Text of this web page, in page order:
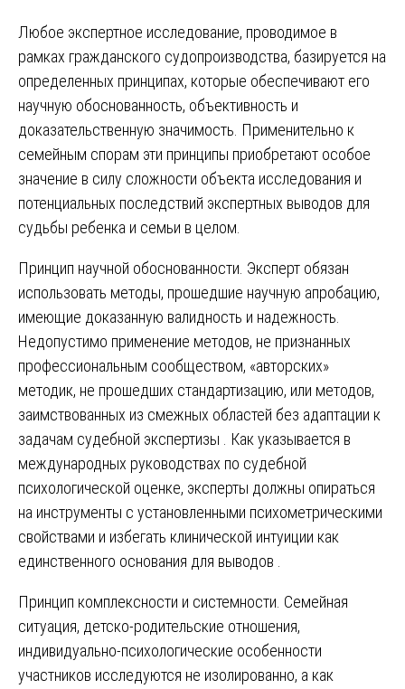
Любое экспертное исследование, проводимое в
рамках гражданского судопроизводства, базируется на
определенных принципах, которые обеспечивают его
научную обоснованность, объективность и
доказательственную значимость. Применительно к
семейным спорам эти принципы приобретают особое
значение в силу сложности объекта исследования и
потенциальных последствий экспертных выводов для
судьбы ребенка и семьи в целом.
Принцип научной обоснованности. Эксперт обязан
использовать методы, прошедшие научную апробацию,
имеющие доказанную валидность и надежность.
Недопустимо применение методов, не признанных
профессиональным сообществом, «авторских»
методик, не прошедших стандартизацию, или методов,
заимствованных из смежных областей без адаптации к
задачам судебной экспертизы . Как указывается в
международных руководствах по судебной
психологической оценке, эксперты должны опираться
на инструменты с установленными психометрическими
свойствами и избегать клинической интуиции как
единственного основания для выводов .
Принцип комплексности и системности. Семейная
ситуация, детско-родительские отношения,
индивидуально-психологические особенности
участников исследуются не изолированно, а как